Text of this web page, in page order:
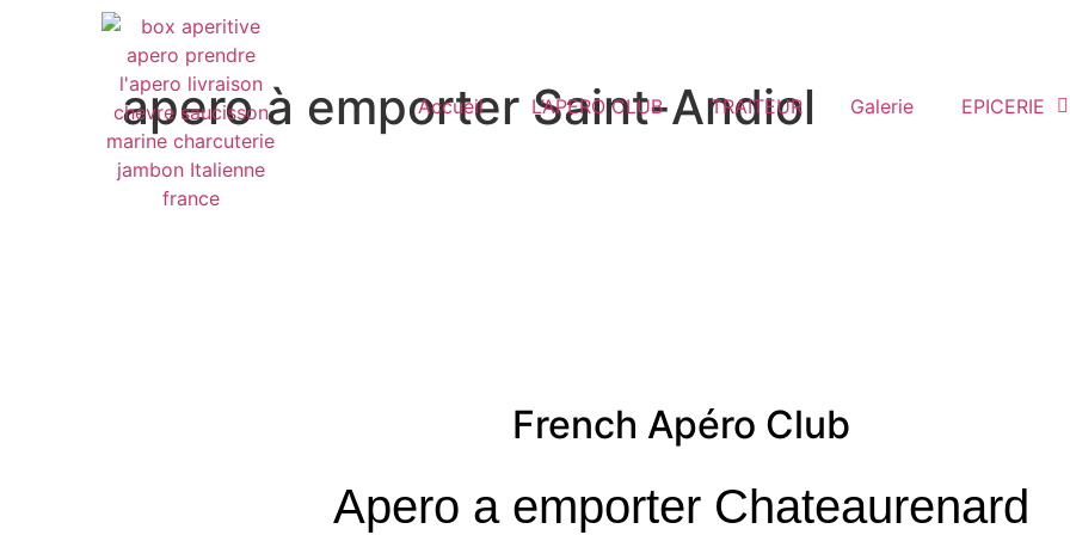
Accueil L’APERO CLUB TRAITEUR Galerie EPICERIE
apero à emporter Saint-Andiol
French Apéro Club
Apero a emporter Chateaurenard